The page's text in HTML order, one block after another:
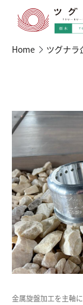
Home ツグナラ
金属旋盤加工を主軸